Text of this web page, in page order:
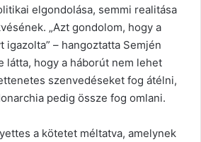
elgondolása, semmi realitása
„Azt gondolom, hogy a
igazolta” – hangoztatta Semjén
látta, hogy a háborút nem lehet
szenvedéseket fog átélni,
pedig össze fog omlani.
a kötetet méltatva, amelynek